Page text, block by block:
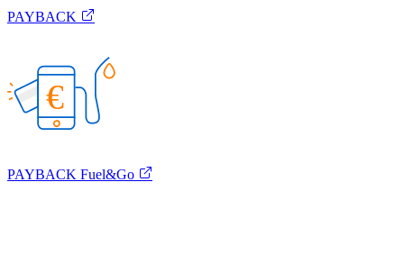
PAYBACK
€
PAYBACK Fuel&Go